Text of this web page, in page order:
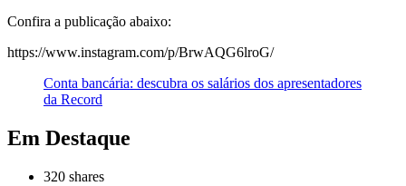
Confira a publicação abaixo:
https://www.instagram.com/p/BrwAQG6lroG/
Conta bancária: descubra os salários dos apresentadores
da Record
Em Destaque
320 shares